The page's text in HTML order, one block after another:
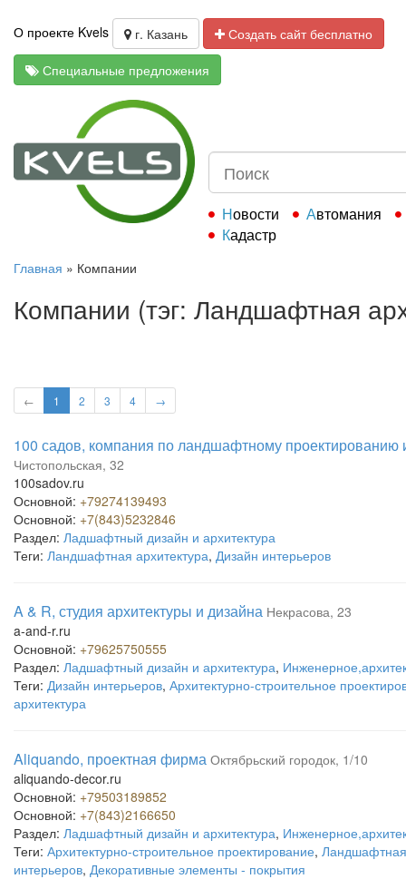
О проекте Kvels г. Казань
Создать сайт бесплатно
Специальные предложения
Новости
Автомания
Кадастр
Главная » Компании
Компании (тэг: Ландшафтная
← 1 2 3 4 →
100 садов, компания по ландшафтному проектированию
Чистопольская, 32
100sadov.ru
Основной: +79274139493
Основной: +7(843)5232846
Раздел: Ладшафтный дизайн и архитектура
Теги: Ландшафтная архитектура, Дизайн интерьеров
A & R, студия архитектуры и дизайна Некрасова, 23
a-and-r.ru
Основной: +79625750555
Раздел: Ладшафтный дизайн и архитектура,
Теги: Дизайн интерьеров, Архитектурно-строительное
архитектура
Aliquando, проектная фирма Октябрьский городок, 1/10
aliquando-decor.ru
Основной: +79503189852
Основной: +7(843)2166650
Раздел: Ладшафтный дизайн и архитектура,
Теги: Архитектурно-строительное проектирование, Ландшафтная
интерьеров, Декоративные элементы - покрытия